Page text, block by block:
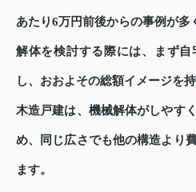
あたり6万円前後からの事例が多
解体を検討する際には、まず
し、おおよその総額イメージを
木造戸建は、機械解体がしやす
め、同じ広さでも他の構造より
ます。